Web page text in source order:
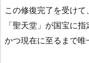
この修復完了を受け
「聖天堂」が国宝に
かつ現在に至るまで唯